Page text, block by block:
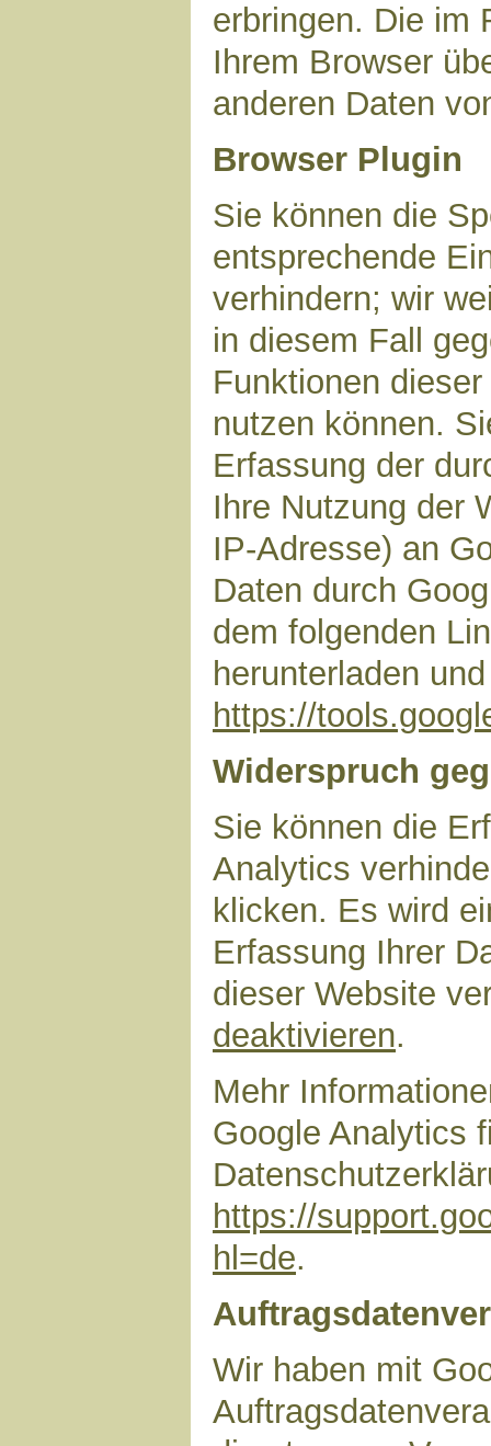
erbringen. Die im
Ihrem Browser
anderen Daten
Browser Plugin
Sie können die
entsprechende
verhindern; wir
in diesem Fall
Funktionen
nutzen können.
Erfassung der
Ihre Nutzung der
IP-Adresse) an
Daten durch
dem folgenden
herunterladen
https://
Widerspruch
Sie können die
Analytics
klicken. Es wird
Erfassung Ihrer
dieser Website
deaktivieren.
Mehr
Google Analytics
https://
hl=de.
Wir haben mit